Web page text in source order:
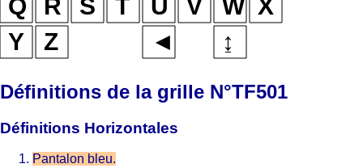
Définitions de la grille N°TF501
Définitions Horizontales
Pantalon bleu.